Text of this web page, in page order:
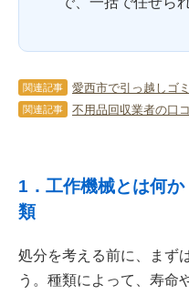
関連記事
関連記事
1．工作機械とは何
類
処分を考える前に、まず
う。種類によって、寿命